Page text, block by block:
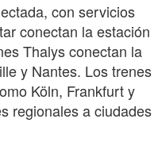
con servicios
conectan la estación
Thalys conectan la
y Nantes. Los trenes
Köln, Frankfurt y
regionales a ciudades